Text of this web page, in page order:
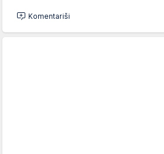
Komentariši